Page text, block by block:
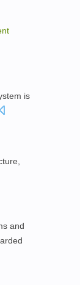
is
and